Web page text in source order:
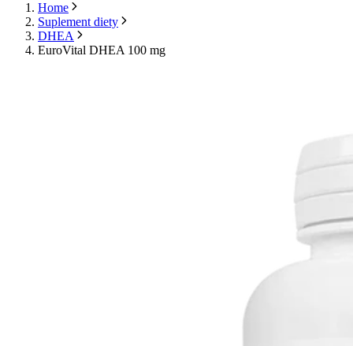
Home
Suplement diety
DHEA
EuroVital DHEA 100 mg